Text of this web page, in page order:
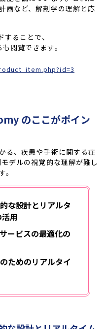
画など、解剖学の理解と応
ることで、
閲覧できます。
のここがポイン
る、疾患や手術に関する症
デルの視覚的な理解が難し
な設計とリアルタ
用
ービスの最適化の
ためのリアルタイ